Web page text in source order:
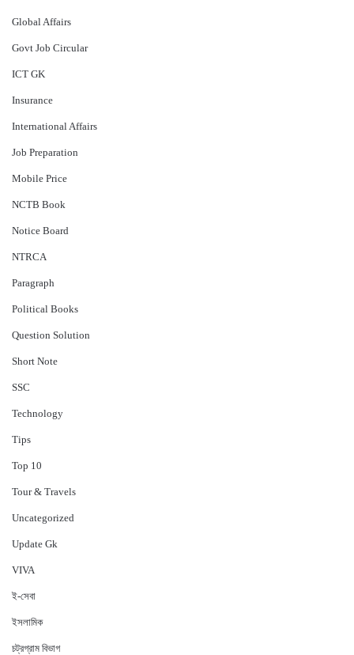
Global Affairs
Govt Job Circular
ICT GK
Insurance
International Affairs
Job Preparation
Mobile Price
NCTB Book
Notice Board
NTRCA
Paragraph
Political Books
Question Solution
Short Note
‍SSC
Technology
Tips
Top 10
Tour & Travels
Uncategorized
Update Gk
VIVA
ই-সেবা
ইসলামিক
চট্রগ্রাম বিভাগ